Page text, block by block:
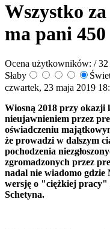
Wszystko
ma pani 450
Ocena użytkowników: / 32
Słaby
czwartek, 23 maja 2019
Wiosną 2018 przy okazji
nieujawnieniem przez
oświadczeniu
że prowadzi w dalszym
pochodzenia
zgromadzonych przez
nadal nie wiadomo gdzie
wersję o "ciężkiej pracy"
Schetyna.